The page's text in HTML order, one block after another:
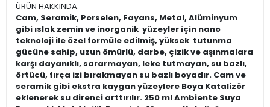
ÜRÜN HAKKINDA:
Cam, Seramik, Porselen, Fayans, Metal, Alüminyum
gibi ıslak zemin ve inorganik yüzeyler için nano
teknoloji ile özel formüle edilmiş, yüksek tutunma
gücüne sahip, uzun ömürlü, darbe, çizik ve aşınmalara
karşı dayanıklı, sararmayan, leke tutmayan, su bazlı,
örtücü, fırça izi bırakmayan su bazlı boyadır. Cam ve
seramik gibi ekstra kaygan yüzeylere Boya Katalizör
eklenerek su direnci arttırılır. 250 ml Ambiente Suya